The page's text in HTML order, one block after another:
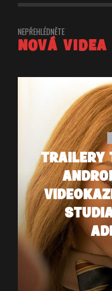
NEPŘEHLÉDNĚTE
NOVÁ VIDEA
TRAILERY